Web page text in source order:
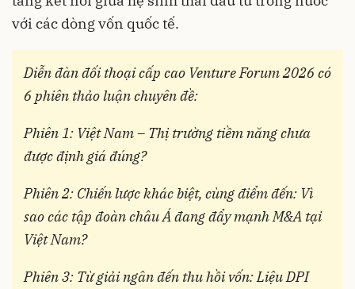
với các dòng vốn quốc tế.
Diễn đàn đối thoại cấp cao Venture Forum 2026 có
6 phiên thảo luận chuyên đề:
Phiên 1: Việt Nam – Thị trường tiềm năng chưa
được định giá đúng?
Phiên 2: Chiến lược khác biệt, cùng điểm đến: Vì
sao các tập đoàn châu Á đang đẩy mạnh M&A tại
Việt Nam?
Phiên 3: Từ giải ngân đến thu hồi vốn: Liệu DPI